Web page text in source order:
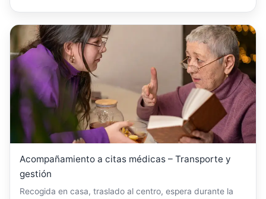
Acompañamiento a citas médicas – Transporte y
gestión
Recogida en casa, traslado al centro, espera durante la